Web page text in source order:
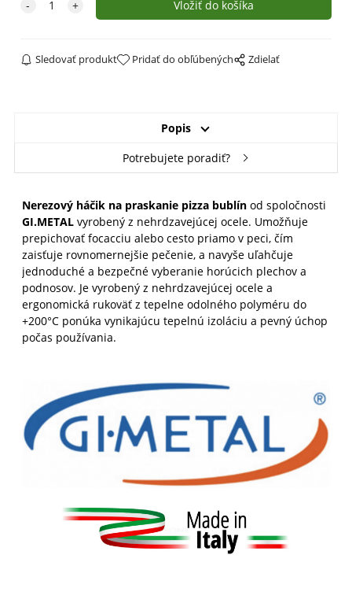
Sledovať produkt Pridať do obľúbených Zdielať
Popis
Potrebujete poradiť?
Nerezový háčik na praskanie pizza bublínod spoločnosti
GI.METAL vyrobený z nehrdzavejúcej ocele. Umožňuje
prepichovať focacciu alebo cesto priamo v peci, čím
zaisťuje rovnomernejšie pečenie, a navyše uľahčuje
jednoduché a bezpečné vyberanie horúcich plechov a
podnosov. Je vyrobený z nehrdzavejúcej ocele a
ergonomická rukoväť z tepelne odolného polyméru do
+200°C ponúka vynikajúcu tepelnú izoláciu a pevný úchop
počas používania.